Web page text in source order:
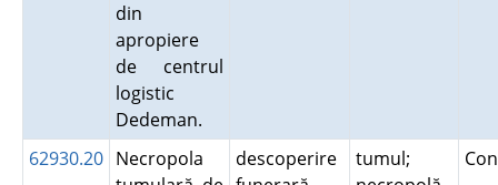
din
apropiere
de centrul
logistic
Dedeman.
62930.20 Necropola
descoperire
tumul;